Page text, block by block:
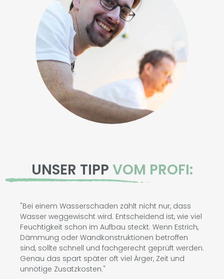
UNSER TIPP VOM PROFI:
"Bei einem Wasserschaden zählt nicht nur, dass
Wasser weggewischt wird. Entscheidend ist, wie viel
Feuchtigkeit schon im Aufbau steckt. Wenn Estrich,
Dämmung oder Wandkonstruktionen betroffen
sind, sollte schnell und fachgerecht geprüft werden.
Genau das spart später oft viel Ärger, Zeit und
unnötige Zusatzkosten."